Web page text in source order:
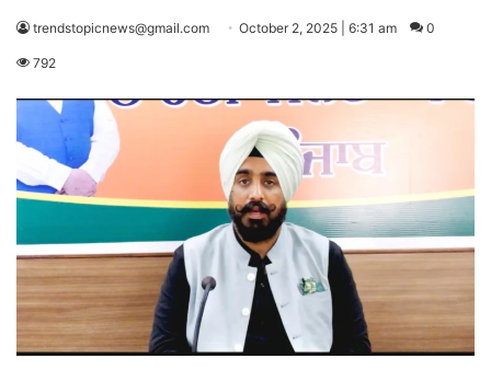
trendstopicnews@gmail.com October 2, 2025 | 6:31 am 0
792